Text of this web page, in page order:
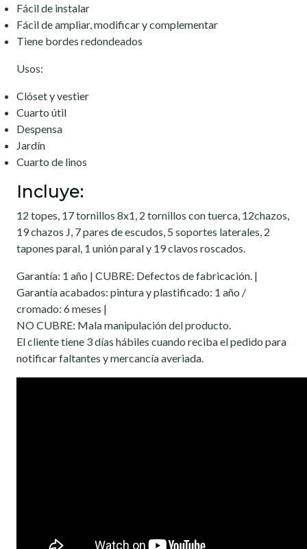
Fácil de instalar
Fácil de ampliar, modificar y complementar
Tiene bordes redondeados
Usos:
Clóset y vestier
Cuarto útil
Despensa
Jardín
Cuarto de linos
Incluye:
12 topes, 17 tornillos 8x1, 2 tornillos con tuerca, 12chazos,
19 chazos J, 7 pares de escudos, 5 soportes laterales, 2
tapones paral, 1 unión paral y 19 clavos roscados.
Garantía: 1 año | CUBRE: Defectos de fabricación. |
Garantía acabados: pintura y plastificado: 1 año /
cromado: 6 meses |
NO CUBRE: Mala manipulación del producto.
El cliente tiene 3 días hábiles cuando reciba el pedido para
notificar faltantes y mercancía averiada.